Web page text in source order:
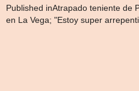
Navegación
Published inAtrapado teniente de
en La Vega; "Estoy super